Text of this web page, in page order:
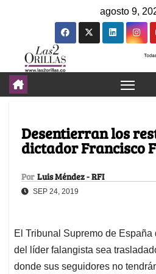
agosto 9,
Desentierran los
dictador Francisco
Por Luis Méndez - RFI
SEP 24, 2019
El Tribunal Supremo de
del líder falangista sea
donde sus seguidores no